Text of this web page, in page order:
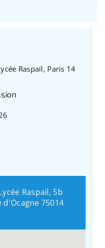
Raspail, Paris 14
Raspail, 5b
75014